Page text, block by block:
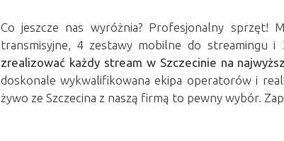
Co jeszcze nas wyróżnia? Profesjonalny sprzęt!
transmisyjne , 4 zestawy mobilne do streamingu i
zrealizować każdy stream w Szczecinie na
doskonale wykwalifikowana ekipa operatorów i
żywo ze Szczecina z naszą firmą to pewny wybór.